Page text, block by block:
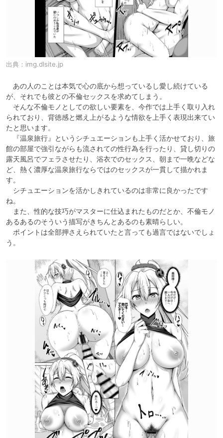
出典： img.dlsite.jp
あの人のことは本気で心の底から想っているし愛し続けている
が、それでも彼との不倫セックスを求めてしまう。
そんな不倫モノとしての欲しい要素を、今作では上手く取り入れ
られており、背徳感と燃え上がるような情欲を上手く表現出来てい
たと思います。
『温泉旅行』というシチュエーションも上手く活かせており、旅
館の部屋で強引ながらも流されての性行為を行ったり、貸し切りの
露天風呂でフェラさせたり、浴衣でのセックス、朝まで一晩などな
ど、熱く濃厚な温泉旅行ならではのセックスが一貫して描かれま
す。
シチュエーションを活かしきれているのは非常に良かったです
ね。
また、性的な技巧がマスターに仕込まれたものだとか、不倫モノ
あるあるのそういう描写がきちんとあるのも素晴らしい。
ポイントは全部押さえられていたと言っても過言ではないでしょ
う。